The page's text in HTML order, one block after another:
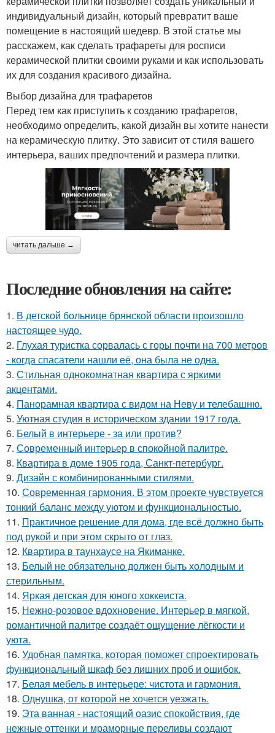
индивидуальный дизайн, который превратит ваше
помещение в настоящий шедевр. В этой статье мы
расскажем, как сделать трафареты для росписи
керамической плитки своими руками и как использовать
их для создания красивого дизайна.
Выбор дизайна для трафаретов
Перед тем как приступить к созданию трафаретов,
необходимо определить, какой дизайн вы хотите нанести
на керамическую плитку. Это зависит от стиля вашего
интерьера, ваших предпочтений и размера плитки.
читать дальше →
Последние обновления на сайте:
1. В детской больнице брянской области произошло
настоящее чудо.
2. Глухая туристка сорвалась с горы почти на 700 метров
- когда спасатели нашли её, она была не одна.
3. Стильная однокомнатная квартира с яркими
акцентами.
4. Панорамная квартира с видом на Неву и телебашню.
5. Уютная студия в историческом здании 1917 года.
6. Белый в интерьере - за или против?
7. Современный интерьер в спокойной палитре.
8. Квартира в доме 1905 года, Санкт-петербург.
9. Дизайн с комбинированными стилями.
10. Современная гармония. В этом проекте чувствуется
тонкий баланс между уютом и функциональностью.
11. Практичное решение для дома, где всё должно быть
под рукой и при этом скрыто от глаз.
12. Квартира в таунхаусе на Якиманке.
13. Белый не обязательно должен быть холодным и
стерильным.
14. Яркая детская для юного хоккеиста.
15. Нежно-розовое вдохновение. Интерьер в мягкой,
романтичной палитре создаёт ощущение лёгкости и
уюта.
16. Удобная памятка, которая поможет спроектировать
функциональный шкаф без лишних проб и ошибок.
17. Белая мебель в интерьере: чистота и гармония.
18. Однушка, от которой не хочется уезжать.
19. Эта ванная - настоящий оазис спокойствия, где
нежные оттенки и мраморные переливы создают